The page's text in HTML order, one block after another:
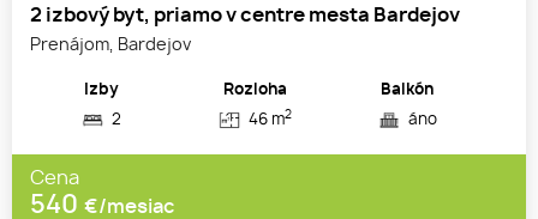
2 izbový byt, priamo v centre mesta Bardejov
Prenájom, Bardejov
Izby
2
Rozloha
46 m2
Balkón
áno
Cena
540 €/mesiac